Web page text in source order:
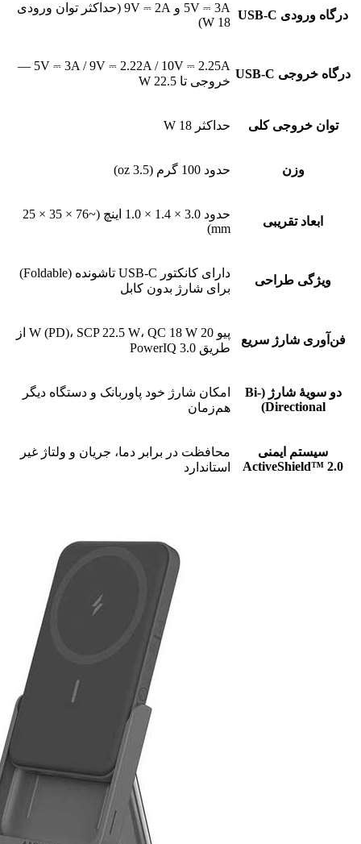
درگاه ورودی USB-C
5V ⎓ 3A و 9V ⎓ 2A (حداکثر توان ورودی
18 W)
درگاه خروجی USB-C
5V ⎓ 3A / 9V ⎓ 2.22A / 10V ⎓ 2.25A —
خروجی تا 22.5 W
توان خروجی کلی حداکثر 18 W
وزن حدود 100 گرم (3.5 oz)
ابعاد تقریبی
حدود 3.0 × 1.4 × 1.0 اینچ (~76 × 35 × 25
mm)
ویژگی طراحی
دارای کانکتور USB-C تا‌شونده (Foldable)
برای شارژ بدون کابل
فن‌آوری شارژ سریع
پیو 20 W (PD)، SCP 22.5 W، QC 18 W از
طریق PowerIQ 3.0
دو سویۀ شارژ (Bi-
Directional)
امکان شارژ خود پاوربانک و دستگاه دیگر
هم‌زمان
سیستم ایمنی
ActiveShield™ 2.0
محافظت در برابر دما، جریان و ولتاژ غیر
استاندارد